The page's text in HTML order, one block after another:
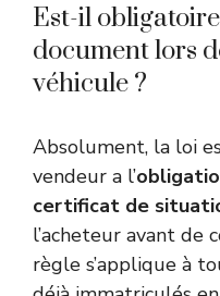
Est-il
document lors
véhicule ?
Absolument, la loi
vendeur a l’
certificat de
l’acheteur avant de
règle s’applique à